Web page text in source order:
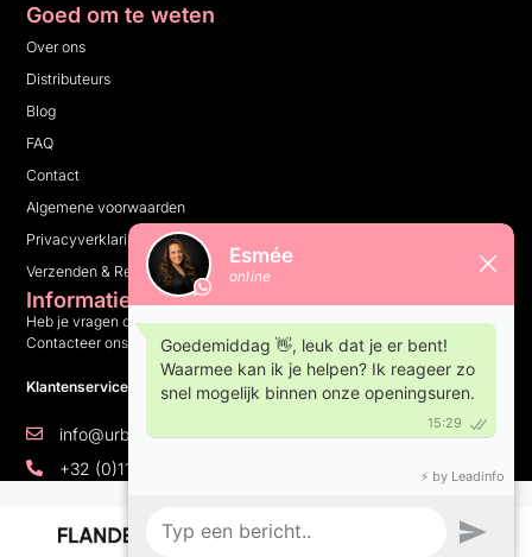
Goed om te weten
Over ons
Distributeurs
Blog
FAQ
Contact
Algemene voorwaarden
Privacyverklaring
Verzenden & Retourneren
Informatie
Heb je vragen over ons bedrijf, onze producten of iets anders?
Contacteer ons en wij helpen je graag verder.
Klantenservice: 10:00 tot 16:00 op weekdagen
info@urbannails.be
+32 (0)11 81 14 05